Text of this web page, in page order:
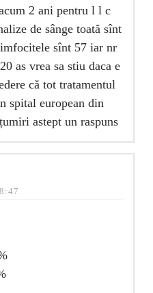
2 ani pentru l l c
de sânge toată sînt
sînt 57 iar nr
as vrea sa stiu daca e
că tot tratamentul
spital european din
astept un raspuns